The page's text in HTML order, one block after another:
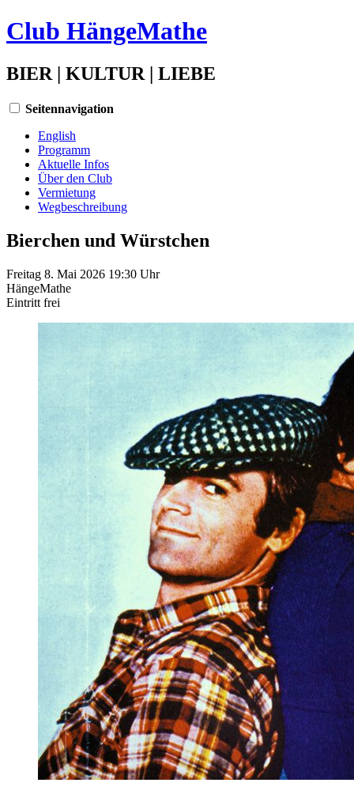
Club HängeMathe
BIER | KULTUR | LIEBE
Seitennavigation
English
Programm
Aktuelle Infos
Über den Club
Vermietung
Wegbeschreibung
Bierchen und Würstchen
Freitag 8. Mai 2026 19:30 Uhr
HängeMathe
Eintritt frei